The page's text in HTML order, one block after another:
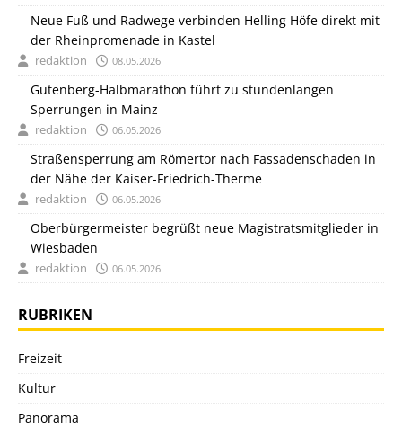
Neue Fuß und Radwege verbinden Helling Höfe direkt mit
der Rheinpromenade in Kastel
redaktion 08.05.2026
Gutenberg-Halbmarathon führt zu stundenlangen
Sperrungen in Mainz
redaktion 06.05.2026
Straßensperrung am Römertor nach Fassadenschaden in
der Nähe der Kaiser-Friedrich-Therme
redaktion 06.05.2026
Oberbürgermeister begrüßt neue Magistratsmitglieder in
Wiesbaden
redaktion 06.05.2026
RUBRIKEN
Freizeit
Kultur
Panorama